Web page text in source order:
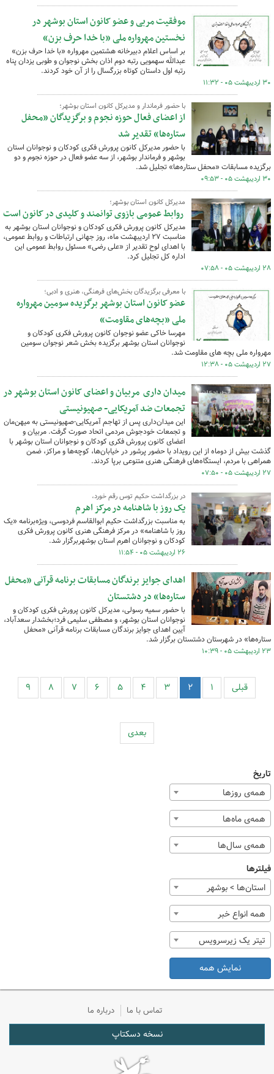
موفقیت مربی و عضو کانون استان بوشهر در
نخستین مهرواره ملی «با خدا حرف بزن»
بر اساس اعلام دبیرخانه هشتمین مهرواره «با خدا حرف بزن»
عبدالله سهمویی رتبه دوم اذان بخش نوجوان و طوبی یزدان پناه
رتبه اول داستان کوتاه بزرگسال را از آن خود کردند.
۳۰ اردیبهشت ۰۵ - ۱۱:۳۲
با حضور فرماندار و مدیرکل کانون استان بوشهر؛
از اعضای فعال حوزه نجوم و برگزیدگان «محفل
ستاره‌ها» تقدیر شد
با حضور مدیرکل کانون پرورش فکری کودکان و نوجوانان استان
بوشهر و فرماندار بوشهر، از سه عضو فعال در حوزه نجوم و دو
برگزیده مسابقات «محفل ستاره‌ها» تجلیل شد.
۳۰ اردیبهشت ۰۵ - ۰۹:۵۳
مدیرکل کانون استان بوشهر؛
روابط عمومی بازوی توانمند و کلیدی در کانون است
مدیرکل کانون پرورش فکری کودکان و نوجوانان استان بوشهر به
مناسبت ۲۷ اردیبهشت ماه، روز جهانی ارتباطات و روابط عمومی،
با اهدای لوح تقدیر از «علی رضی» مسئول روابط عمومی این
اداره کل تجلیل کرد.
۲۸ اردیبهشت ۰۵ - ۰۷:۵۸
با معرفی برگزیدگان بخش‌های فرهنگی، هنری و ادبی؛
عضو کانون استان بوشهر برگزیده سومین مهرواره
ملی «بچه‌های مقاومت»
مهرسا خاکی عضو نوجوان کانون پرورش فکری کودکان و
نوجوانان استان بوشهر برگزیده بخش شعر نوجوان سومین
مهرواره ملی بچه های مقاومت شد.
۲۷ اردیبهشت ۰۵ - ۱۲:۳۸
میدان داری مربیان و اعضای کانون استان بوشهر در
تجمعات ضد آمریکایی- صهیونیستی
این میدان‌داری پس از تهاجم آمریکایی-صهیونیستی به میهن‌مان
و تجمعات خودجوش مردمی اتحاد صورت گرفت. مربیان و
اعضای کانون پرورش فکری کودکان و نوجوانان استان بوشهر با
گذشت بیش از دوماه از این رویداد با حضور پرشور در خیابان‌ها، کوچه‌ها و مراکز، ضمن
همراهی با مردم، ایستگاه‌های فرهنگی هنری متنوعی برپا کردند.
۲۷ اردیبهشت ۰۵ - ۰۷:۵۰
در بزرگداشت حکیم توس رقم خورد،
یک روز با شاهنامه در مرکز اهرم
به مناسبت بزرگداشت حکیم ابوالقاسم فردوسی، ویژه‌برنامه «یک
روز با شاهنامه» در مرکز فرهنگی هنری کانون پرورش فکری
کودکان و نوجوانان اهرم استان بوشهربرگزار شد.
۲۶ اردیبهشت ۰۵ - ۱۱:۵۴
اهدای جوایز برندگان مسابقات برنامه قرآنی «محفل
ستاره‌ها» در دشتستان
با حضور سمیه رسولی، مدیرکل کانون پرورش فکری کودکان و
نوجوانان استان بوشهر، و مصطفی سلیمی فرد؛بخشدار سعدآباد،
آیین اهدای جوایز برندگان مسابقات برنامه قرآنی «محفل
ستاره‌ها» در شهرستان دشتستان برگزار شد.
۲۳ اردیبهشت ۰۵ - ۱۰:۳۹
قبلی ۱ ۲ ۳ ۴ ۵ ۶ ۷ ۸ ۹
بعدی
تاریخ
همه‌ی روزها
همه‌ی ماه‌ها
همه‌ی سال‌ها
فیلترها
استان‌ها > بوشهر
همه انواع خبر
تیتر یک زیرسرویس
نمایش همه
تماس با ما درباره ما
نسخه دسکتاپ